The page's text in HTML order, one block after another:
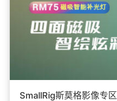
SmallRig斯莫格影像专区